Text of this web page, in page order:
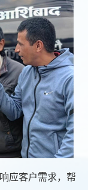
应客户需求，帮